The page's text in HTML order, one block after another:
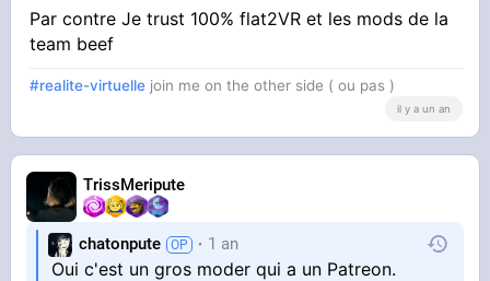
Par contre Je trust 100% flat2VR et les mods de la
team beef
#realite-virtuelle join me on the other side ( ou pas )
il y a un an
TrissMeripute
chatonpute 1 an
Oui c'est un gros moder qui a un Patreon.